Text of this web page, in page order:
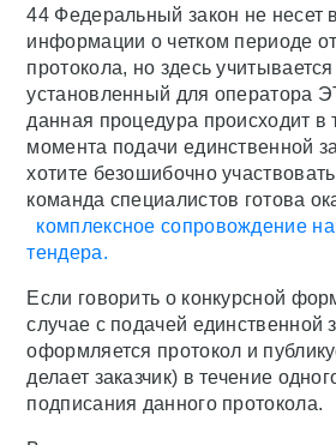
44 Федеральный закон не несет
информации о четком периоде
протокола, но здесь учитывается
установленный для оператора
данная процедура происходит в
момента подачи единственной
хотите безошибочно
команда специалистов готова
комплексное сопровождение на
тендера.
Если говорить о конкурсной
случае с подачей единственной
оформляется протокол и
делает заказчик) в течение
подписания данного протокола.